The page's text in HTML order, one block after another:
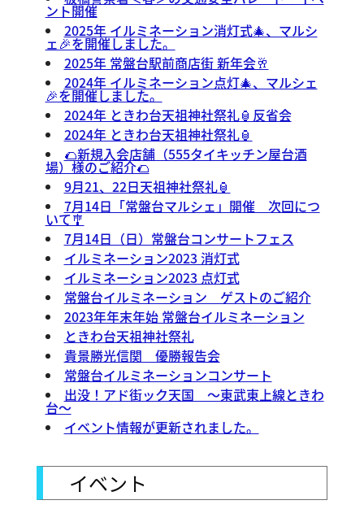
ント開催
2025年 イルミネーション消灯式🎄、マルシ
ェ🎉を開催しました。
2025年 常盤台駅前商店街 新年会🥂
2024年 イルミネーション点灯🎄、マルシェ
🎉を開催しました。
2024年 ときわ台天祖神社祭礼🏮反省会
2024年 ときわ台天祖神社祭礼🏮
🌮新規入会店舗（555タイキッチン屋台酒
場）様のご紹介🌮
9月21、22日天祖神社祭礼🏮
7月14日「常盤台マルシェ」開催 次回につ
いて🎐
7月14日（日）常盤台コンサートフェス
イルミネーション2023 消灯式
イルミネーション2023 点灯式
常盤台イルミネーション ゲストのご紹介
2023年年末年始 常盤台イルミネーション
ときわ台天祖神社祭礼
貴景勝光信関 優勝報告会
常盤台イルミネーションコンサート
出没！アド街ック天国 ～東武東上線ときわ
台～
イベント情報が更新されました。
イベント